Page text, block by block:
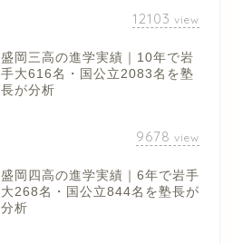
12103 view
盛岡三高の進学実績｜10年で岩
手大616名・国公立2083名を塾
長が分析
9678 view
盛岡四高の進学実績｜6年で岩手
大268名・国公立844名を塾長が
分析